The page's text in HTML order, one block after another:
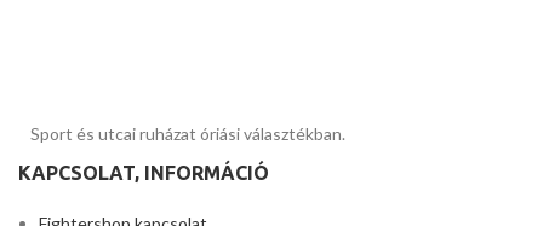
Sport és utcai ruházat óriási választékban.
KAPCSOLAT, INFORMÁCIÓ